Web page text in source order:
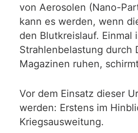
von Aerosolen (Nano-
kann es werden, wenn
den Blutkreislauf.
Strahlenbelastung durch
Magazinen ruhen,
Vor dem Einsatz dieser
werden: Erstens im
Kriegsausweitung.